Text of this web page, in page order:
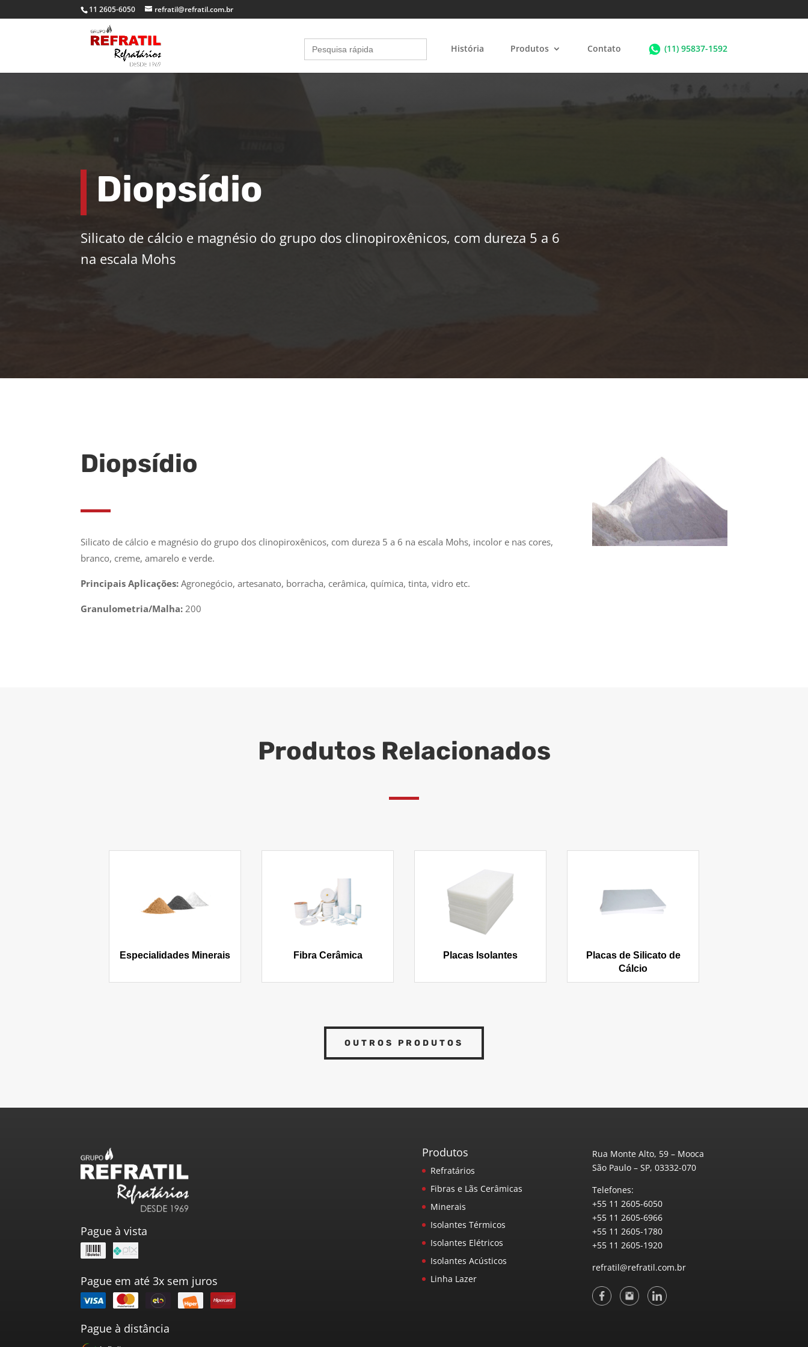
11 2605-6050 refratil@refratil.com.br
Search
for: História Produtos Contato (11) 95837-1592
Diopsídio
Silicato de cálcio e magnésio do grupo dos clinopiroxênicos, com dureza 5 a 6
na escala Mohs
Diopsídio
Silicato de cálcio e magnésio do grupo dos clinopiroxênicos, com dureza 5 a 6 na escala Mohs, incolor e nas cores,
branco, creme, amarelo e verde.
Principais Aplicações: Agronegócio, artesanato, borracha, cerâmica, química, tinta, vidro etc.
Granulometria/Malha: 200
Produtos Relacionados
Especialidades Minerais Fibra Cerâmica Placas Isolantes
Placas de Silicato de
Cálcio
OUTROS PRODUTOS
Pague à vista
Pague em até 3x sem juros
Pague à distância
Produtos
Refratários
Fibras e Lãs Cerâmicas
Minerais
Isolantes Térmicos
Isolantes Elétricos
Isolantes Acústicos
Linha Lazer
Rua Monte Alto, 59 – Mooca
São Paulo – SP, 03332-070
Telefones:
+55 11 2605-6050
+55 11 2605-6966
+55 11 2605-1780
+55 11 2605-1920
refratil@refratil.com.br